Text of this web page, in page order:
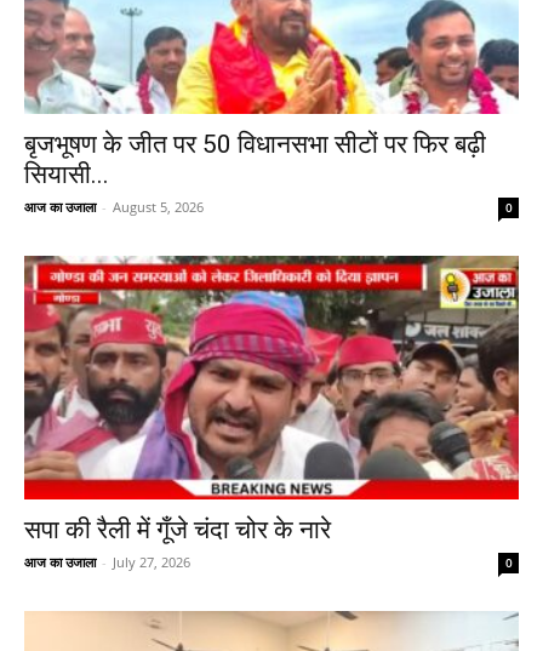
बृजभूषण के जीत पर 50 विधानसभा सीटों पर फिर बढ़ी
सियासी...
आज का उजाला - August 5, 2026 0
सपा की रैली में गूँजे चंदा चोर के नारे
आज का उजाला - July 27, 2026 0